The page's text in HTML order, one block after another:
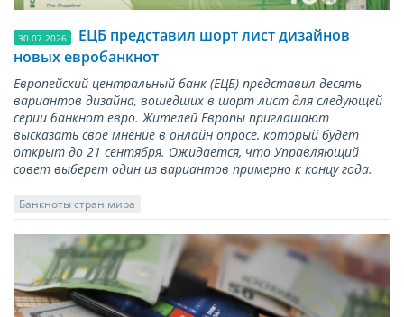
30.07.2026
ЕЦБ представил шорт лист дизайнов
новых евробанкнот
Европейский центральный банк (ЕЦБ) представил десять
вариантов дизайна, вошедших в шорт лист для следующей
серии банкнот евро. Жителей Европы приглашают
высказать свое мнение в онлайн опросе, который будет
открыт до 21 сентября. Ожидается, что Управляющий
совет выберет один из вариантов примерно к концу года.
Банкноты стран мира